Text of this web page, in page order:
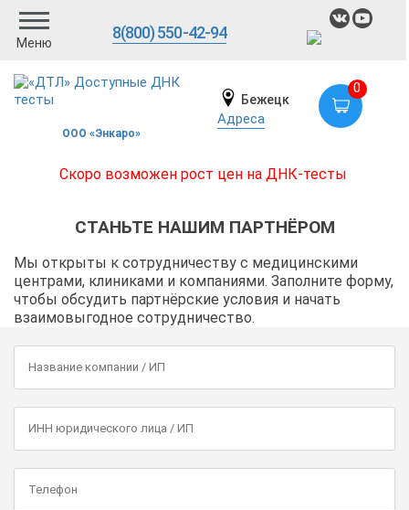
Меню
8(800) 550-42-94
ООО «Энкаро»
Бежецк
Адреса
0
Скоро возможен рост цен на ДНК-тесты
СТАНЬТЕ НАШИМ ПАРТНЁРОМ
Мы открыты к сотрудничеству с медицинскими
центрами, клиниками и компаниями. Заполните форму,
чтобы обсудить партнёрские условия и начать
взаимовыгодное сотрудничество.